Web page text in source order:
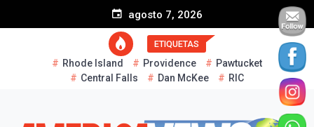
agosto 7, 2026
ETIQUETAS
Rhode Island Providence
Pawtucket
Central Falls
Dan McKee RIC